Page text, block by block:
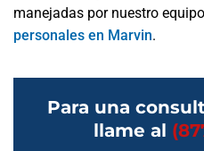
manejadas por nuestro
personales en Marvin.
Para una
llame al